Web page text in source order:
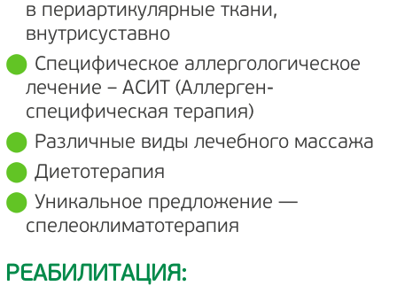
в периартикулярные ткани,
внутрисуставно
Специфическое аллергологическое
лечение – АСИТ (Аллерген-
специфическая терапия)
Различные виды лечебного массажа
Диетотерапия
Уникальное предложение —
спелеоклиматотерапия
РЕАБИЛИТАЦИЯ: